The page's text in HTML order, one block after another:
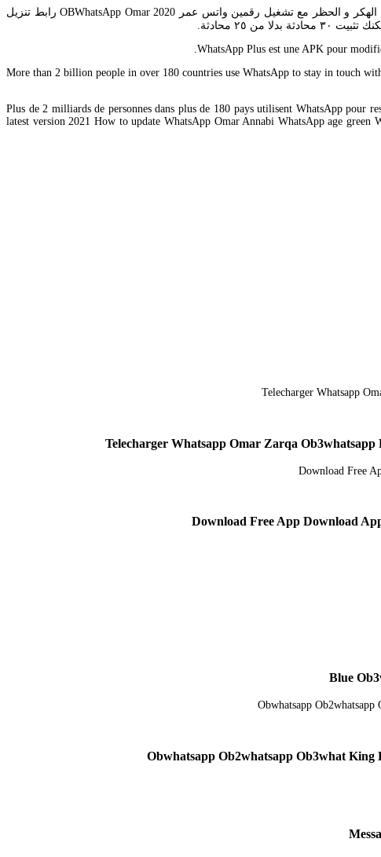
تحميل واتس اب عمر 2021 تنزيل تحديث واتساب عمر ضد الحظر الوردي و الازرق و الاخضر و العنابي و الذهبي WhatsApp Omar apk اخر اصدار ضد الهكر و الحظر مع تشغيل رقمين واتس عمر 2020 OBWhatsApp Omar رابط تنزيل
WhatsApp Plus est une APK pour
More than 2 billion people in over 180 countries use WhatsApp to stay in touch
Plus de 2 milliards de personnes dans plus de 180 pays utilisent WhatsApp pour
latest version 2021 How to update WhatsApp Omar Annabi WhatsApp age
Telecharger Whatsapp Omar Zarqa